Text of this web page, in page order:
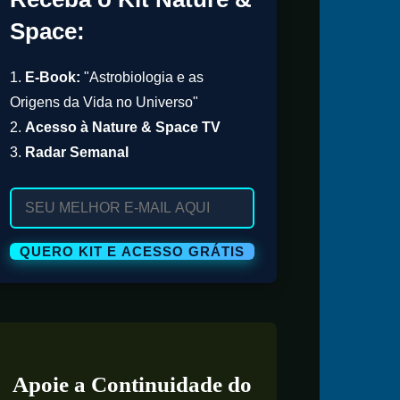
Space:
1. E-Book: "Astrobiologia e as
Origens da Vida no Universo"
2. Acesso à Nature & Space TV
3. Radar Semanal
Apoie a Continuidade do